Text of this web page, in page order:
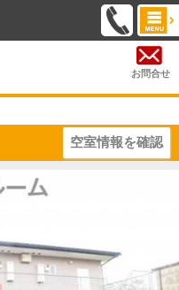
お問合せ
空室情報を確認